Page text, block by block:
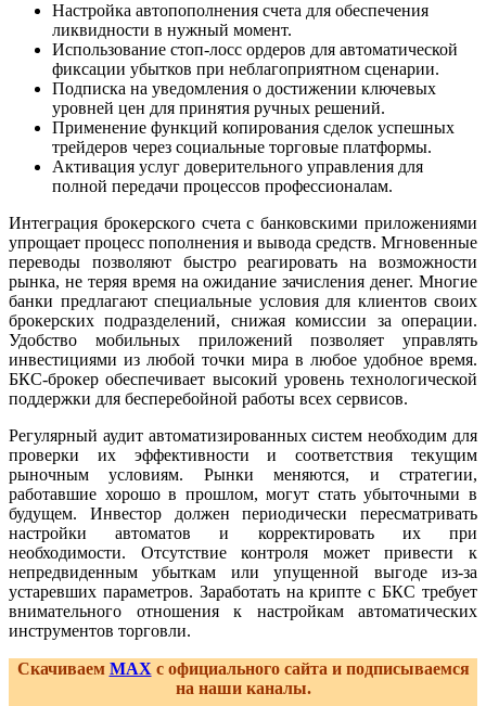
Настройка автопополнения счета для обеспечения
ликвидности в нужный момент.
Использование стоп-лосс ордеров для автоматической
фиксации убытков при неблагоприятном сценарии.
Подписка на уведомления о достижении ключевых
уровней цен для принятия ручных решений.
Применение функций копирования сделок успешных
трейдеров через социальные торговые платформы.
Активация услуг доверительного управления для
полной передачи процессов профессионалам.
Интеграция брокерского счета с банковскими приложениями
упрощает процесс пополнения и вывода средств. Мгновенные
переводы позволяют быстро реагировать на возможности
рынка, не теряя время на ожидание зачисления денег. Многие
банки предлагают специальные условия для клиентов своих
брокерских подразделений, снижая комиссии за операции.
Удобство мобильных приложений позволяет управлять
инвестициями из любой точки мира в любое удобное время.
БКС-брокер обеспечивает высокий уровень технологической
поддержки для бесперебойной работы всех сервисов.
Регулярный аудит автоматизированных систем необходим для
проверки их эффективности и соответствия текущим
рыночным условиям. Рынки меняются, и стратегии,
работавшие хорошо в прошлом, могут стать убыточными в
будущем. Инвестор должен периодически пересматривать
настройки автоматов и корректировать их при
необходимости. Отсутствие контроля может привести к
непредвиденным убыткам или упущенной выгоде из-за
устаревших параметров. Заработать на крипте с БКС требует
внимательного отношения к настройкам автоматических
инструментов торговли.
Скачиваем MAXс официального сайта и подписываемся
на наши каналы.